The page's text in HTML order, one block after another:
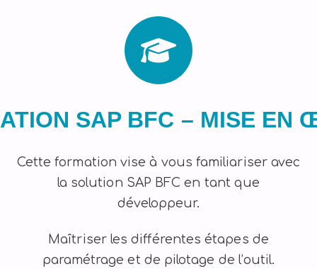
SAP BFC – MISE EN
Cette formation vise à vous familiariser avec
la solution SAP BFC en tant que
développeur.
Maîtriser les différentes étapes de
paramétrage et de pilotage de l’outil.